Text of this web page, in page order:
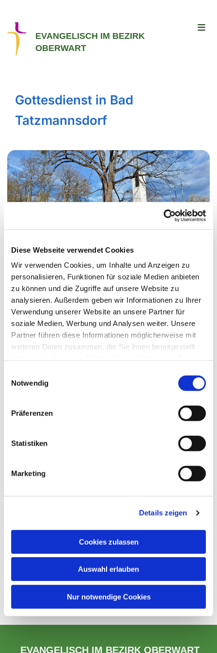
Diese Webseite verwendet Cookies
Wir verwenden Cookies, um Inhalte und Anzeigen zu
personalisieren, Funktionen für soziale Medien anbieten
zu können und die Zugriffe auf unsere Website zu
analysieren. Außerdem geben wir Informationen zu Ihrer
Verwendung unserer Website an unsere Partner für
soziale Medien, Werbung und Analysen weiter. Unsere
Partner führen diese Informationen möglicherweise mit
weiteren Daten zusammen, die Sie ihnen bereitgestellt
Notwendig
Präferenzen
Statistiken
Marketing
Details zeigen
Cookies zulassen
Auswahl erlauben
Nur notwendige Cookies
EVANGELISCH IM BEZIRK
OBERWART
Gottesdienst in Bad
Tatzmannsdorf
Sonntag, 12. Juli 2026, 10:00 Uhr
Evangelische Kirche Bad
Tatzmannsdorf, Kirchenstraße 19,
EVANGELISCH IM BEZIRK OBERWART